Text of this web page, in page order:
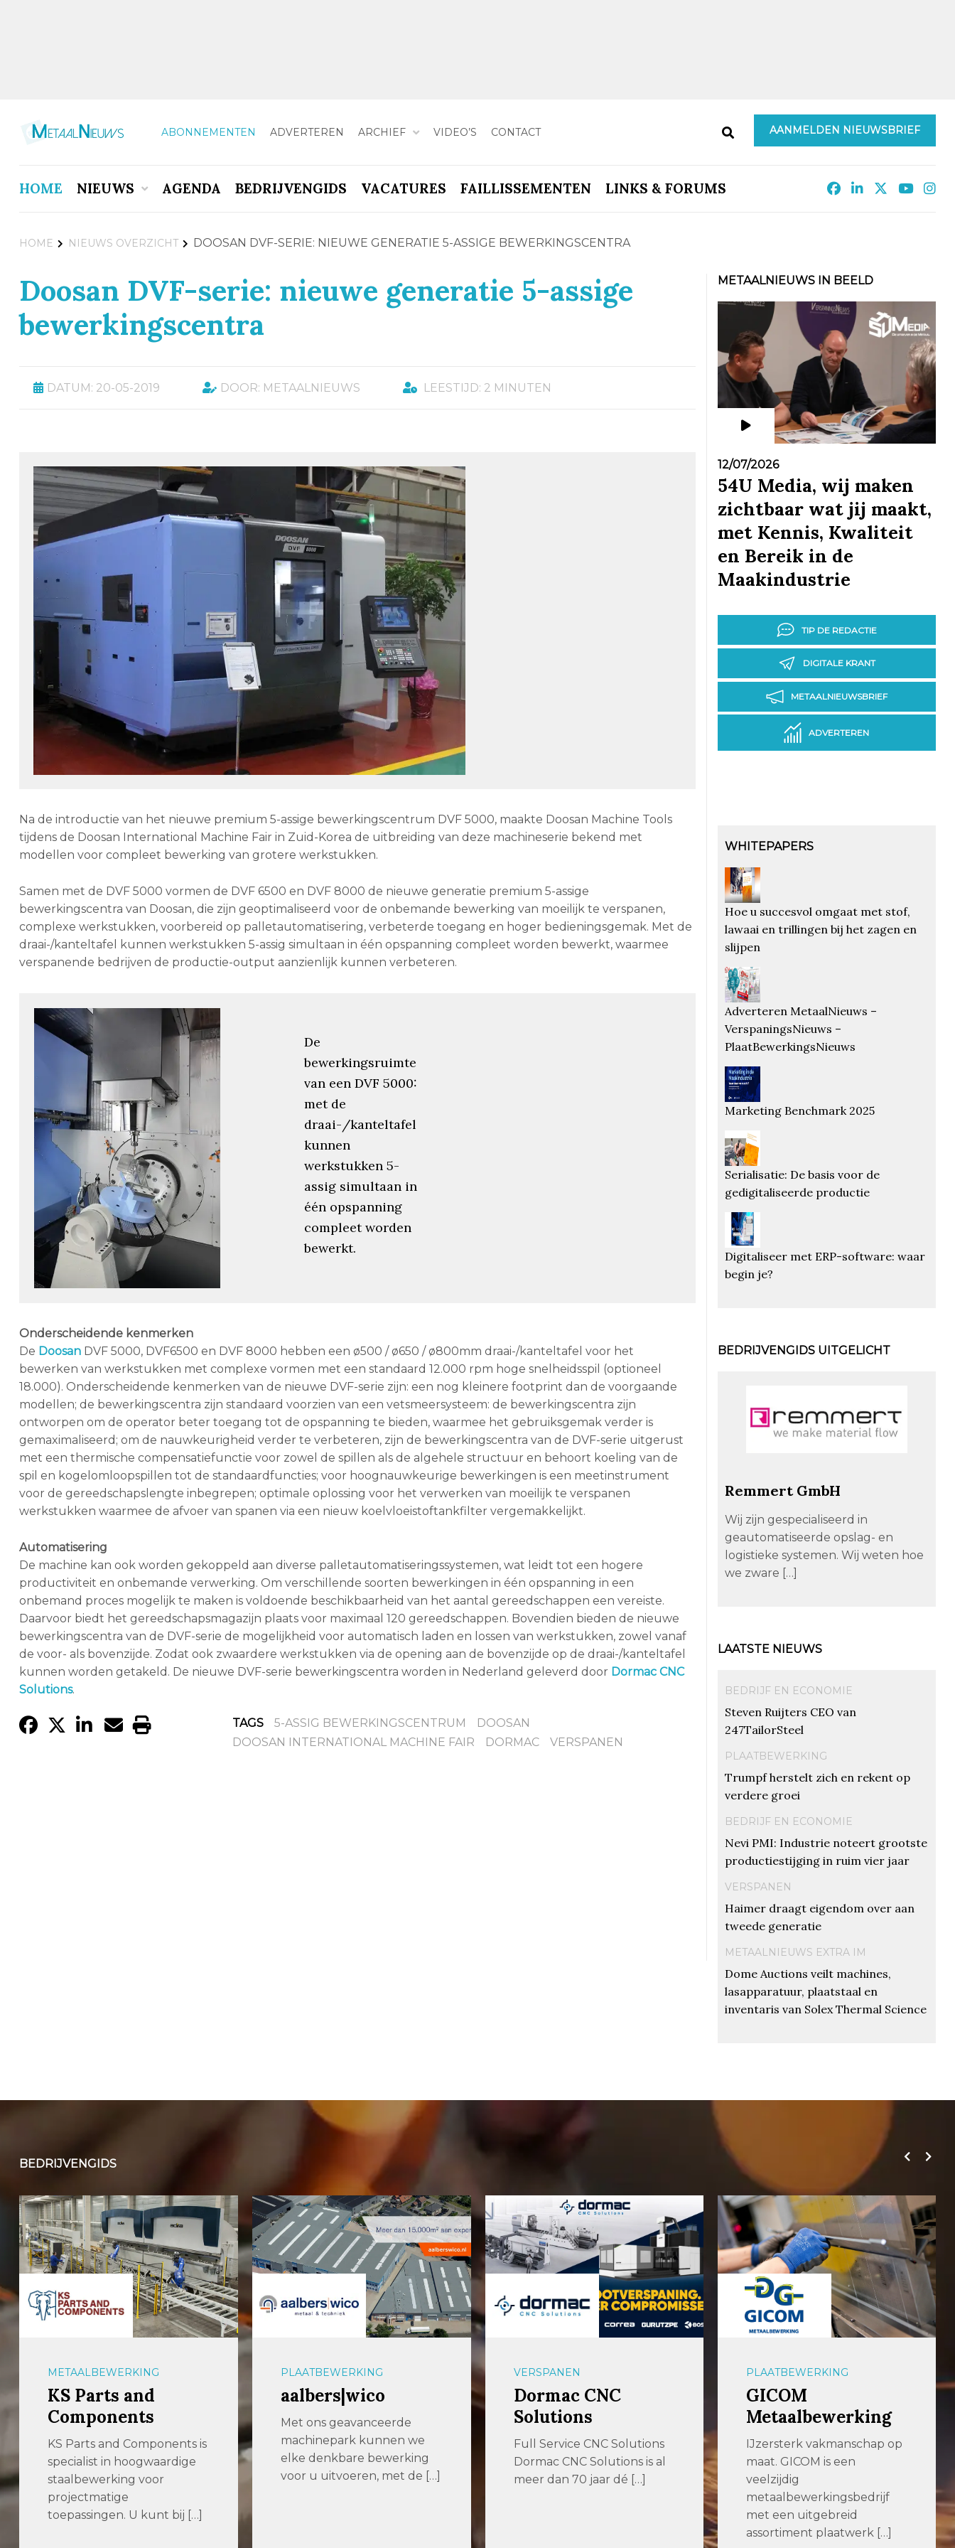
ABONNEMENTEN ADVERTEREN ARCHIEF VIDEO’S CONTACT AANMELDEN NIEUWSBRIEF
HOME NIEUWS AGENDA BEDRIJVENGIDS VACATURES FAILLISSEMENTEN LINKS & FORUMS
HOME NIEUWS OVERZICHT DOOSAN DVF-SERIE: NIEUWE GENERATIE 5-ASSIGE BEWERKINGSCENTRA
Doosan DVF-serie: nieuwe generatie 5-assige
bewerkingscentra
DATUM: 20-05-2019 DOOR: METAALNIEUWS LEESTIJD: 2 MINUTEN
Na de introductie van het nieuwe premium 5-assige bewerkingscentrum DVF 5000, maakte Doosan Machine Tools
tijdens de Doosan International Machine Fair in Zuid-Korea de uitbreiding van deze machineserie bekend met
modellen voor compleet bewerking van grotere werkstukken.
Samen met de DVF 5000 vormen de DVF 6500 en DVF 8000 de nieuwe generatie premium 5-assige
bewerkingscentra van Doosan, die zijn geoptimaliseerd voor de onbemande bewerking van moeilijk te verspanen,
complexe werkstukken, voorbereid op palletautomatisering, verbeterde toegang en hoger bedieningsgemak. Met de
draai-/kanteltafel kunnen werkstukken 5-assig simultaan in één opspanning compleet worden bewerkt, waarmee
verspanende bedrijven de productie-output aanzienlijk kunnen verbeteren.
De
bewerkingsruimte
van een DVF 5000:
met de
draai-/kanteltafel
kunnen
werkstukken 5-
assig simultaan in
één opspanning
compleet worden
bewerkt.
Onderscheidende kenmerken
De DoosanDVF 5000, DVF6500 en DVF 8000 hebben een ø500 / ø650 / ø800mm draai-/kanteltafel voor het
bewerken van werkstukken met complexe vormen met een standaard 12.000 rpm hoge snelheidsspil (optioneel
18.000). Onderscheidende kenmerken van de nieuwe DVF-serie zijn: een nog kleinere footprint dan de voorgaande
modellen; de bewerkingscentra zijn standaard voorzien van een vetsmeersysteem: de bewerkingscentra zijn
ontworpen om de operator beter toegang tot de opspanning te bieden, waarmee het gebruiksgemak verder is
gemaximaliseerd; om de nauwkeurigheid verder te verbeteren, zijn de bewerkingscentra van de DVF-serie uitgerust
met een thermische compensatiefunctie voor zowel de spillen als de algehele structuur en behoort koeling van de
spil en kogelomloopspillen tot de standaardfuncties; voor hoognauwkeurige bewerkingen is een meetinstrument
voor de gereedschapslengte inbegrepen; optimale oplossing voor het verwerken van moeilijk te verspanen
werkstukken waarmee de afvoer van spanen via een nieuw koelvloeistoftankfilter vergemakkelijkt.
Automatisering
De machine kan ook worden gekoppeld aan diverse palletautomatiseringssystemen, wat leidt tot een hogere
productiviteit en onbemande verwerking. Om verschillende soorten bewerkingen in één opspanning in een
onbemand proces mogelijk te maken is voldoende beschikbaarheid van het aantal gereedschappen een vereiste.
Daarvoor biedt het gereedschapsmagazijn plaats voor maximaal 120 gereedschappen. Bovendien bieden de nieuwe
bewerkingscentra van de DVF-serie de mogelijkheid voor automatisch laden en lossen van werkstukken, zowel vanaf
de voor- als bovenzijde. Zodat ook zwaardere werkstukken via de opening aan de bovenzijde op de draai-/kanteltafel
kunnen worden getakeld. De nieuwe DVF-serie bewerkingscentra worden in Nederland geleverd door Dormac CNC
Solutions.
TAGS 5-ASSIG BEWERKINGSCENTRUM
DOOSAN
DOOSAN INTERNATIONAL MACHINE FAIR
DORMAC VERSPANEN
METAALNIEUWS IN BEELD
12/07/2026
54U Media, wij maken
zichtbaar wat jij maakt,
met Kennis, Kwaliteit
en Bereik in de
Maakindustrie
TIP DE REDACTIE
DIGITALE KRANT
METAALNIEUWSBRIEF
ADVERTEREN
WHITEPAPERS
Hoe u succesvol omgaat met stof,
lawaai en trillingen bij het zagen en
slijpen
Adverteren MetaalNieuws –
VerspaningsNieuws –
PlaatBewerkingsNieuws
Marketing Benchmark 2025
Serialisatie: De basis voor de
gedigitaliseerde productie
Digitaliseer met ERP-software: waar
begin je?
BEDRIJVENGIDS UITGELICHT
Remmert GmbH
Wij zijn gespecialiseerd in
geautomatiseerde opslag- en
logistieke systemen. Wij weten hoe
we zware […]
LAATSTE NIEUWS
BEDRIJF EN ECONOMIE
Steven Ruijters CEO van
247TailorSteel
PLAATBEWERKING
Trumpf herstelt zich en rekent op
verdere groei
BEDRIJF EN ECONOMIE
Nevi PMI: Industrie noteert grootste
productiestijging in ruim vier jaar
VERSPANEN
Haimer draagt eigendom over aan
tweede generatie
METAALNIEUWS EXTRA IM
Dome Auctions veilt machines,
lasapparatuur, plaatstaal en
inventaris van Solex Thermal Science
BEDRIJVENGIDS
METAALBEWERKING
KS Parts and
Components
KS Parts and Components is
specialist in hoogwaardige
staalbewerking voor
projectmatige
toepassingen. U kunt bij […]
PLAATBEWERKING
aalbers|wico
Met ons geavanceerde
machinepark kunnen we
elke denkbare bewerking
voor u uitvoeren, met de […]
VERSPANEN
Dormac CNC
Solutions
Full Service CNC Solutions
Dormac CNC Solutions is al
meer dan 70 jaar dé […]
PLAATBEWERKING
GICOM
Metaalbewerking
IJzersterk vakmanschap op
maat. GICOM is een
veelzijdig
metaalbewerkingsbedrijf
met een uitgebreid
assortiment plaatwerk […]